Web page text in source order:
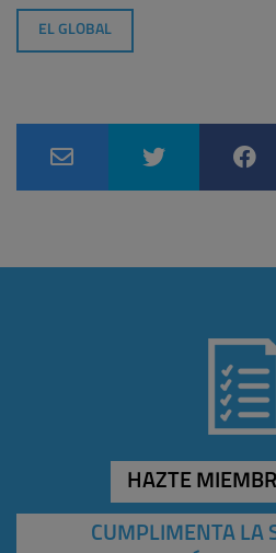
EL GLOBAL
HAZTE
CUMPLIMENTA LA